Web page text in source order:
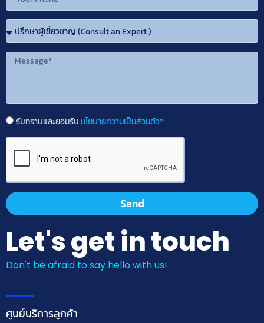
รับทราบและยอมรับ นโยบายความเป็นส่วนตัว*
Send
Let's get in touch
Don't be afraid to say hello with us!
ศูนย์บริการลูกค้า